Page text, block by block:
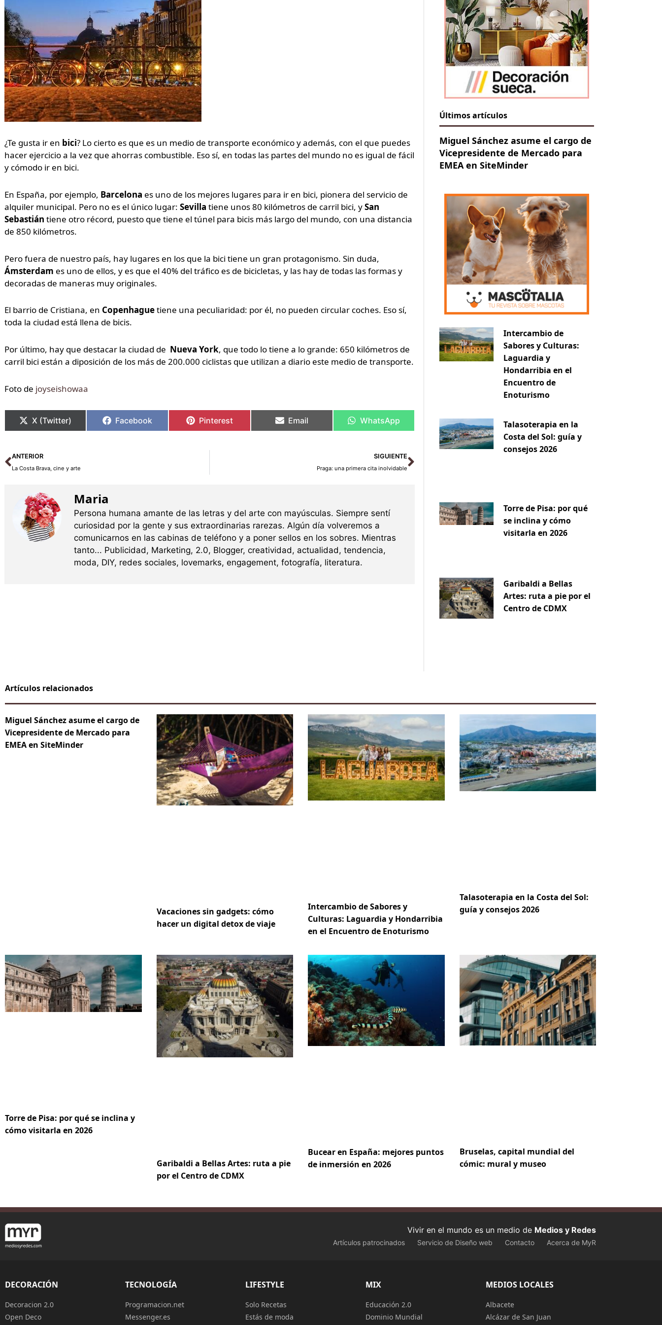
¿Te gusta ir en bici? Lo cierto es que es un medio de transporte económico y además, con el que puedes
hacer ejercicio a la vez que ahorras combustible. Eso sí, en todas las partes del mundo no es igual de fácil
y cómodo ir en bici.
En España, por ejemplo, Barcelona es uno de los mejores lugares para ir en bici, pionera del servicio de
alquiler municipal. Pero no es el único lugar: Sevilla tiene unos 80 kilómetros de carril bici, ySan
Sebastián tiene otro récord, puesto que tiene el túnel para bicis más largo del mundo, con una distancia
de 850 kilómetros.
Pero fuera de nuestro país, hay lugares en los que la bici tiene un gran protagonismo. Sin duda,
Ámsterdam es uno de ellos, y es que el 40% del tráfico es de bicicletas, y las hay de todas las formas y
decoradas de maneras muy originales.
El barrio de Cristiana, en Copenhaguetiene una peculiaridad: por él, no pueden circular coches. Eso sí,
toda la ciudad está llena de bicis.
Por último, hay que destacar la ciudad de Nueva York, que todo lo tiene a lo grande: 650 kilómetros de
carril bici están a diposición de los más de 200.000 ciclistas que utilizan a diario este medio de transporte.
Foto de joyseishowaa
X (Twitter) Facebook Pinterest Email WhatsApp
Ant
ANTERIOR
La Costa Brava, cine y arte
SIGUIENTE
Praga: una primera cita inolvidable
Siguiente
Maria
Persona humana amante de las letras y del arte con mayúsculas. Siempre sentí
curiosidad por la gente y sus extraordinarias rarezas. Algún día volveremos a
comunicarnos en las cabinas de teléfono y a poner sellos en los sobres. Mientras
tanto... Publicidad, Marketing, 2.0, Blogger, creatividad, actualidad, tendencia,
moda, DIY, redes sociales, lovemarks, engagement, fotografía, literatura.
Últimos artículos
Miguel Sánchez asume el cargo de
Vicepresidente de Mercado para
EMEA en SiteMinder
Intercambio de
Sabores y Culturas:
Laguardia y
Hondarribia en el
Encuentro de
Enoturismo
Talasoterapia en la
Costa del Sol: guía y
consejos 2026
Torre de Pisa: por qué
se inclina y cómo
visitarla en 2026
Garibaldi a Bellas
Artes: ruta a pie por el
Centro de CDMX
Artículos relacionados
Miguel Sánchez asume el cargo de
Vicepresidente de Mercado para
EMEA en SiteMinder
Vacaciones sin gadgets: cómo
hacer un digital detox de viaje
Intercambio de Sabores y
Culturas: Laguardia y Hondarribia
en el Encuentro de Enoturismo
Talasoterapia en la Costa del Sol:
guía y consejos 2026
Torre de Pisa: por qué se inclina y
cómo visitarla en 2026
Garibaldi a Bellas Artes: ruta a pie
por el Centro de CDMX
Bucear en España: mejores puntos
de inmersión en 2026
Bruselas, capital mundial del
cómic: mural y museo
Vivir en el mundo es un medio de Medios y Redes
Artículos patrocinados Servicio de Diseño web Contacto Acerca de MyR
DECORACIÓN
Decoracion 2.0
Open Deco
TECNOLOGÍA
Programacion.net
Messenger.es
LIFESTYLE
Solo Recetas
Estás de moda
MIX
Educación 2.0
Dominio Mundial
MEDIOS LOCALES
Albacete
Alcázar de San Juan